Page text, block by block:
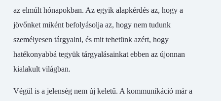
az elmúlt hónapokban. Az egyik alapkérdés az, hogy a
jövőnket miként befolyásolja az, hogy nem tudunk
személyesen tárgyalni, és mit tehetünk azért, hogy
hatékonyabbá tegyük tárgyalásainkat ebben az újonnan
kialakult világban.
Végül is a jelenség nem új keletű. A kommunikáció már a